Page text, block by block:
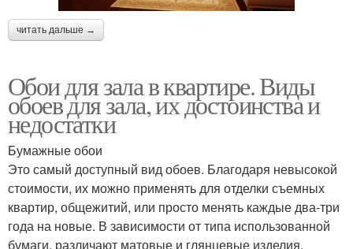
читать дальше →
Обои для зала в квартире. Виды
обоев для зала, их достоинства и
недостатки
Бумажные обои
Это самый доступный вид обоев. Благодаря невысокой
стоимости, их можно применять для отделки съемных
квартир, общежитий, или просто менять каждые два-три
года на новые. В зависимости от типа использованной
бумаги, различают матовые и глянцевые изделия.